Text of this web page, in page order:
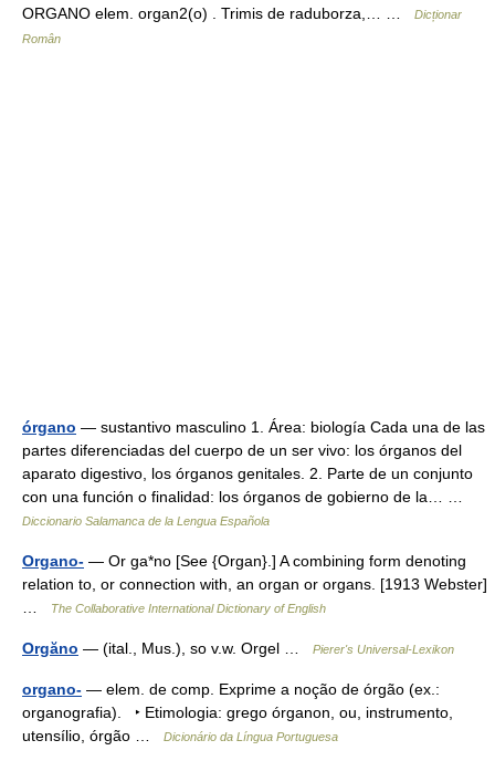
ORGANO elem. organ2(o) . Trimis de raduborza,… …
Dicționar
Român
órgano — sustantivo masculino 1. Área: biología Cada una de las
partes diferenciadas del cuerpo de un ser vivo: los órganos del
aparato digestivo, los órganos genitales. 2. Parte de un conjunto
con una función o finalidad: los órganos de gobierno de la… …
Diccionario Salamanca de la Lengua Española
Organo- — Or ga*no [See {Organ}.] A combining form denoting
relation to, or connection with, an organ or organs. [1913 Webster]
The Collaborative International Dictionary of English
Orgăno — (ital., Mus.), so v.w. Orgel … Pierer's Universal-Lexikon
organo- — elem. de comp. Exprime a noção de órgão (ex.:
organografia). ‣ Etimologia: grego órganon, ou, instrumento,
utensílio, órgão …
Dicionário da Língua Portuguesa